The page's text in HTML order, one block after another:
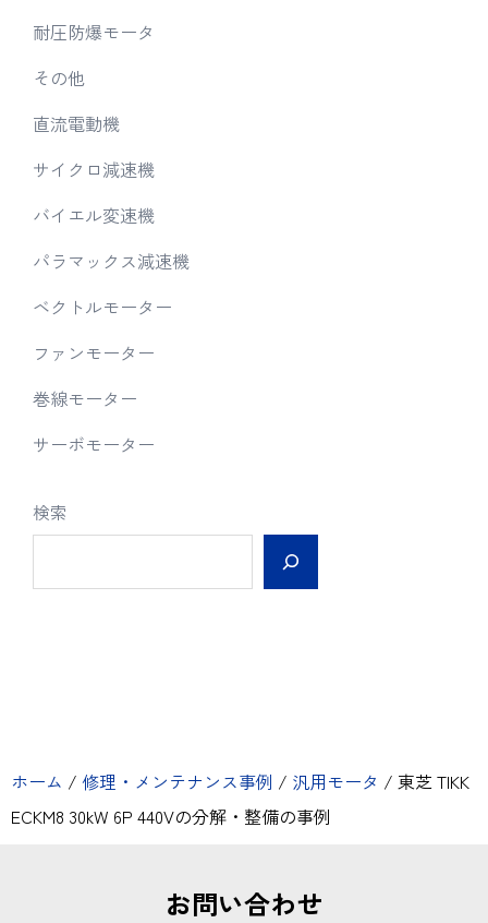
耐圧防爆モータ
その他
直流電動機
サイクロ減速機
バイエル変速機
パラマックス減速機
ベクトルモーター
ファンモーター
巻線モーター
サーボモーター
検索
ホーム / 修理・メンテナンス事例 / 汎用モータ / 東芝 TIKK
ECKM8 30kW 6P 440Vの分解・整備の事例
お問い合わせ